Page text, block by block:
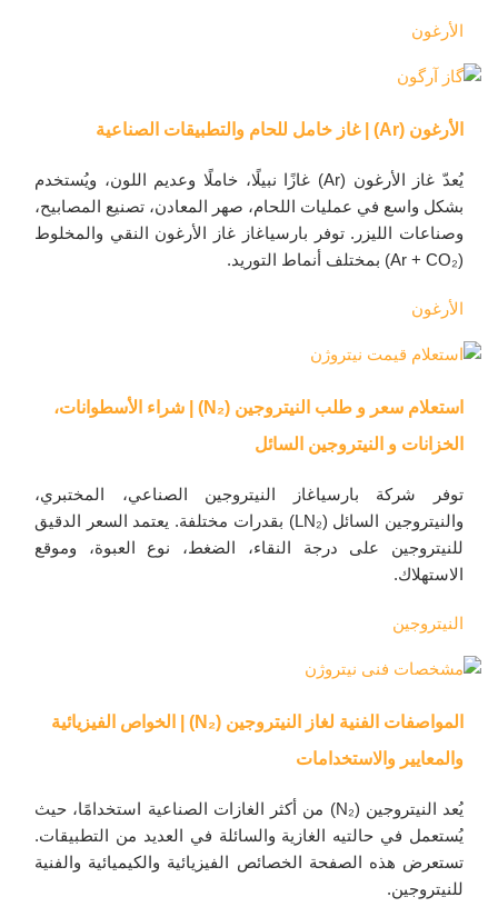
الأرغون
الأرغون (Ar) | غاز خامل للحام والتطبيقات الصناعية
يُعدّ غاز الأرغون (Ar) غازًا نبيلًا، خاملًا وعديم اللون، ويُستخدم
بشكل واسع في عمليات اللحام، صهر المعادن، تصنيع المصابيح،
وصناعات الليزر. توفر بارسياغاز غاز الأرغون النقي والمخلوط
(Ar + CO₂) بمختلف أنماط التوريد.
الأرغون
استعلام سعر و طلب النيتروجين (N₂) | شراء الأسطوانات،
الخزانات و النيتروجين السائل
توفر شركة بارسیاغاز النيتروجين الصناعي، المختبري،
والنيتروجين السائل (LN₂) بقدرات مختلفة. يعتمد السعر الدقيق
للنيتروجين على درجة النقاء، الضغط، نوع العبوة، وموقع
الاستهلاك.
النيتروجين
المواصفات الفنية لغاز النيتروجين (N₂) | الخواص الفيزيائية
والمعايير والاستخدامات
يُعد النيتروجين (N₂) من أكثر الغازات الصناعية استخدامًا، حيث
يُستعمل في حالتيه الغازية والسائلة في العديد من التطبيقات.
تستعرض هذه الصفحة الخصائص الفيزيائية والكيميائية والفنية
للنيتروجين.